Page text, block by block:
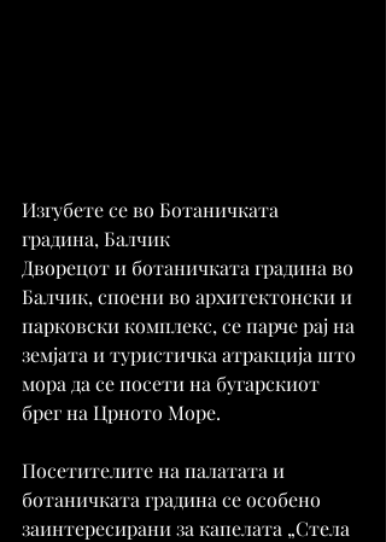
Изгубете се во Ботаничката
градина, Балчик
Дворецот и ботаничката градина во
Балчик, споени во архитектонски и
парковски комплекс, се парче рај на
земјата и туристичка атракција што
мора да се посети на бугарскиот
брег на Црното Море.
Посетителите на палатата и
ботаничката градина се особено
заинтересирани за капелата „Стела